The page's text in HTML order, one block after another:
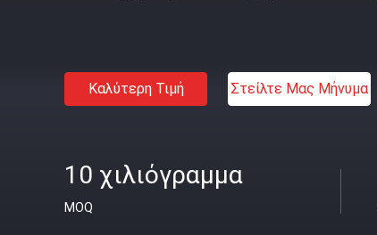
Καλύτερη Τιμή Στείλτε Μας Μήνυμα
10 χιλιόγραμμα
MOQ